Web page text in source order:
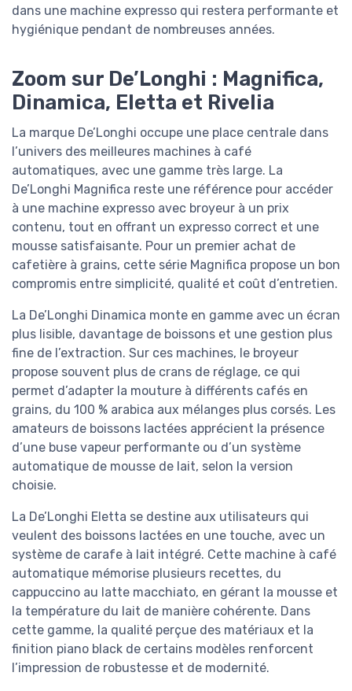
dans une machine expresso qui restera performante et
hygiénique pendant de nombreuses années.
Zoom sur De’Longhi : Magnifica,
Dinamica, Eletta et Rivelia
La marque De’Longhi occupe une place centrale dans
l’univers des meilleures machines à café
automatiques, avec une gamme très large. La
De’Longhi Magnifica reste une référence pour accéder
à une machine expresso avec broyeur à un prix
contenu, tout en offrant un expresso correct et une
mousse satisfaisante. Pour un premier achat de
cafetière à grains, cette série Magnifica propose un bon
compromis entre simplicité, qualité et coût d’entretien.
La De’Longhi Dinamica monte en gamme avec un écran
plus lisible, davantage de boissons et une gestion plus
fine de l’extraction. Sur ces machines, le broyeur
propose souvent plus de crans de réglage, ce qui
permet d’adapter la mouture à différents cafés en
grains, du 100 % arabica aux mélanges plus corsés. Les
amateurs de boissons lactées apprécient la présence
d’une buse vapeur performante ou d’un système
automatique de mousse de lait, selon la version
choisie.
La De’Longhi Eletta se destine aux utilisateurs qui
veulent des boissons lactées en une touche, avec un
système de carafe à lait intégré. Cette machine à café
automatique mémorise plusieurs recettes, du
cappuccino au latte macchiato, en gérant la mousse et
la température du lait de manière cohérente. Dans
cette gamme, la qualité perçue des matériaux et la
finition piano black de certains modèles renforcent
l’impression de robustesse et de modernité.